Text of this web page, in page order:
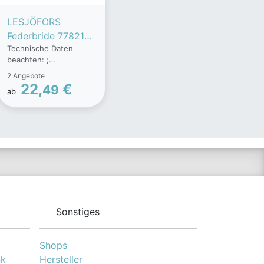
LESJÖFORS
Federbride 77821
FIAT,PEUGEOT,HY
UNDAI,DUCATO
Pritsche/Fahrgestel
l (290),DUCATO
Kasten
l (280)
Technische Daten
beachten: ;
Gewindemaß: M12;
Gewindelänge [mm]:
63; Breite [mm]: 70;
Höhe mm: 185
2 Angebote
ab 22,49 €
Sonstiges
Shops
Hersteller